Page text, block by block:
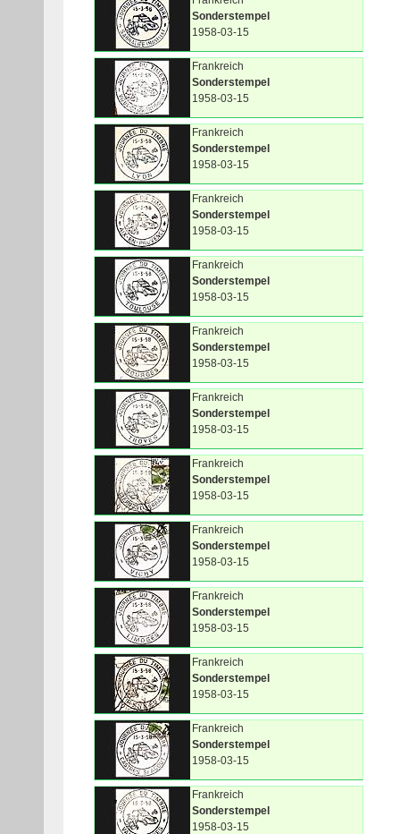
Sonderstempel
1958-03-15
Frankreich
Sonderstempel
1958-03-15
Frankreich
Sonderstempel
1958-03-15
Frankreich
Sonderstempel
1958-03-15
Frankreich
Sonderstempel
1958-03-15
Frankreich
Sonderstempel
1958-03-15
Frankreich
Sonderstempel
1958-03-15
Frankreich
Sonderstempel
1958-03-15
Frankreich
Sonderstempel
1958-03-15
Frankreich
Sonderstempel
1958-03-15
Frankreich
Sonderstempel
1958-03-15
Frankreich
Sonderstempel
1958-03-15
Frankreich
Sonderstempel
1958-03-15